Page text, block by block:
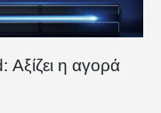
η αγορά